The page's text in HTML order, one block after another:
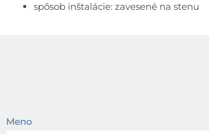
spôsob inštalácie: zavesené na stenu
Meno